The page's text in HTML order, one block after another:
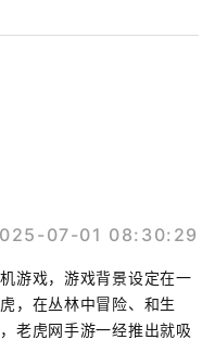
07-01 08:30:29
游戏，游戏背景设定在一
，在丛林中冒险、和生
老虎网手游一经推出就吸